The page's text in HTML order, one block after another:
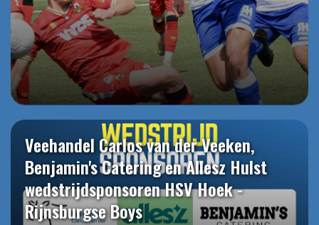
Veehandel Carlos van der Veeken,
Benjamin's Catering en Allesz Hulst
wedstrijdsponsoren HSV Hoek -
Rijnsburgse Boys